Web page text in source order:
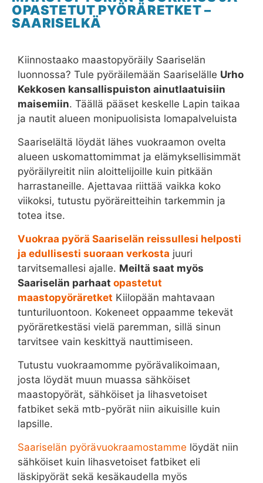
OPASTETUT PYÖRÄRETKET –
SAARISELKÄ
Kiinnostaako maastopyöräily Saariselän
luonnossa? Tule pyöräilemään Saariselälle Urho
Kekkosen kansallispuiston ainutlaatuisiin
maisemiin. Täällä pääset keskelle Lapin taikaa
ja nautit alueen monipuolisista lomapalveluista
Saariselältä löydät lähes vuokraamon ovelta
alueen uskomattomimmat ja elämyksellisimmät
pyöräilyreitit niin aloittelijoille kuin pitkään
harrastaneille. Ajettavaa riittää vaikka koko
viikoksi, tutustu pyöräreitteihin tarkemmin ja
totea itse.
Vuokraa pyörä Saariselän reissullesi helposti
ja edullisesti suoraan verkosta juuri
tarvitsemallesi ajalle. Meiltä saat myös
Saariselän parhaat opastetut
maastopyöräretket Kiilopään mahtavaan
tunturiluontoon. Kokeneet oppaamme tekevät
pyöräretkestäsi vielä paremman, sillä sinun
tarvitsee vain keskittyä nauttimiseen.
Tutustu vuokraamomme pyörävalikoimaan,
josta löydät muun muassa sähköiset
maastopyörät, sähköiset ja lihasvetoiset
fatbiket sekä mtb-pyörät niin aikuisille kuin
lapsille.
Saariselän pyörävuokraamostamme löydät niin
sähköiset kuin lihasvetoiset fatbiket eli
läskipyörät sekä kesäkaudella myös